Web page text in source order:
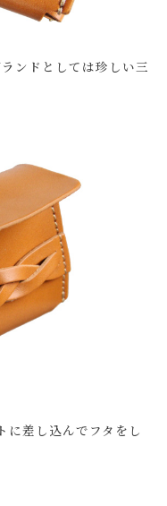
カートに入れる
カートに入れる
ンドとしては珍しい三
差し込んでフタをし